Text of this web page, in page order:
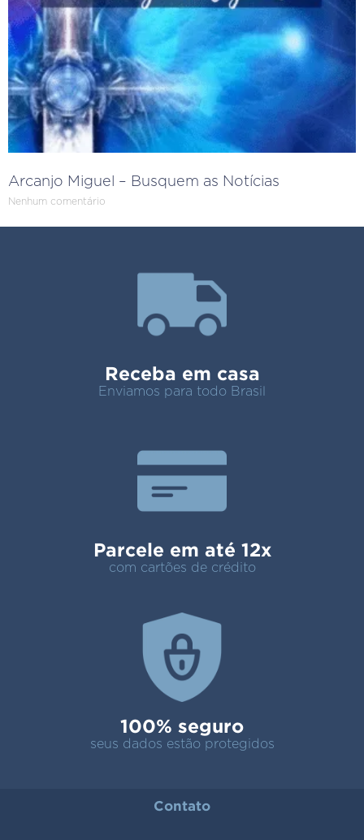
Arcanjo Miguel – Busquem as Notícias
Nenhum comentário
Receba em casa
Enviamos para todo Brasil
Parcele em até 12x
com cartões de crédito
100% seguro
seus dados estão protegidos
Contato